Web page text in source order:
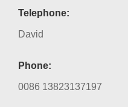
Telephone:
David
Phone:
0086 13823137197